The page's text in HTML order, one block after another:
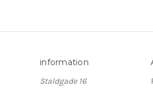
information
Staldgade 16